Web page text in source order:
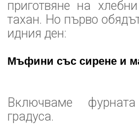
приготвяне на
тахан. Но първо
идния ден:
Мъфини със сирене и
Включваме
градуса.